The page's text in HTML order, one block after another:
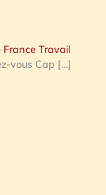
France Travail
vous Cap […]